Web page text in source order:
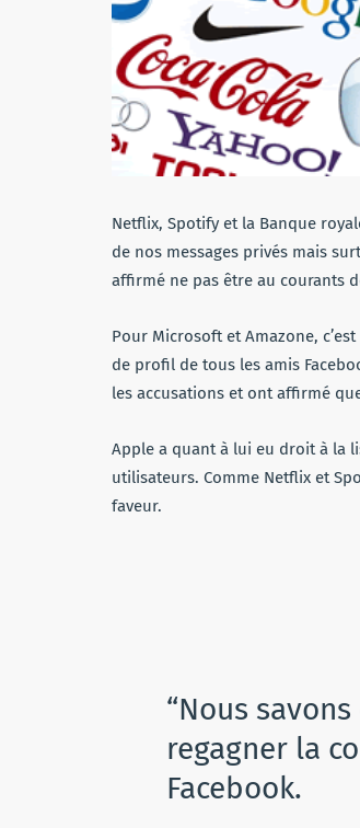
Netflix, Spotify et la Banque
de nos messages privés mais
affirmé ne pas être au courants
Pour Microsoft et Amazone,
de profil de tous les amis
les accusations et ont affirmé
Apple a quant à lui eu droit à la
utilisateurs. Comme Netflix et
faveur.
“Nous
regagner la
Facebook.